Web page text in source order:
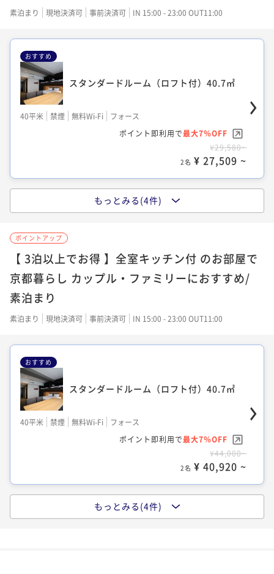
40平米 禁煙 無料Wi-Fi
和洋室（ツイン）
2名 ¥ 16,182 ~
プレミアジャパニーズルーム（和洋室/二
段ベッド付） 上階層 57.3㎡
¥23,900~
2名 ¥ 22,227 ~
スイートルーム（和洋室/二段ベッド付）
65平米 禁煙
¥27,300~
素泊まり 現地決済可 事前決済可 IN 15:00 - 23:00 OUT11:00
おすすめ
スタンダードルーム（ロフト付）40.7㎡
40平米 禁煙 無料Wi-Fi
フォース
ポイント即利用で最大7％OFF
¥29,580~
2名 ¥ 27,509 ~
40平米 禁煙 無料Wi-Fi
フォース
ポイント即利用で
最大7％OFF
¥31,620~
40平米 禁煙 無料Wi-Fi
和洋室（ツイン）
2名 ¥ 29,797 ~
ベッド付） 上階層 57.3㎡
もっとみる(4件)
ポイントアップ
【 3泊以上でお得 】全室キッチン付 のお部屋で
京都暮らし カップル・ファミリーにおすすめ/
素泊まり
素泊まり 現地決済可 事前決済可 IN 15:00 - 23:00 OUT11:00
おすすめ
スタンダードルーム（ロフト付）40.7㎡
40平米 禁煙 無料Wi-Fi
フォース
ポイント即利用で最大7％OFF
¥44,000~
2名 ¥ 40,920 ~
デラックスジャパニーズルーム（和洋室）
もっとみる(4件)